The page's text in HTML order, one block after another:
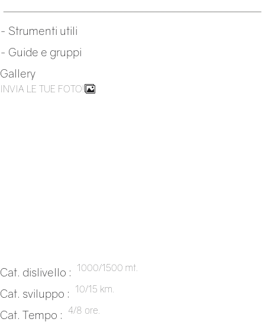
- Strumenti utili
- Guide e gruppi
Gallery
INVIA LE TUE FOTO!
Cat. dislivello : 1000/1500 mt.
Cat. sviluppo : 10/15 km.
Cat. Tempo : 4/8 ore.